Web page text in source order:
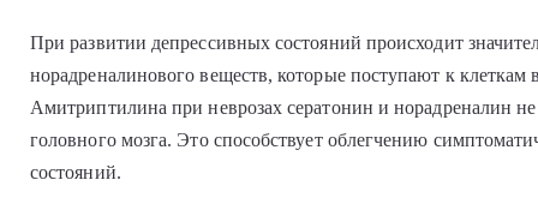
При развитии депрессивных состояний происходит
норадреналинового веществ, которые поступают к клеткам
Амитриптилина при неврозах сератонин и норадреналин
головного мозга. Это способствует облегчению
состояний.